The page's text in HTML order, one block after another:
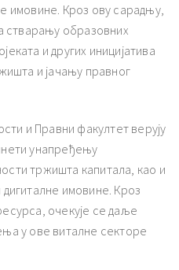
имовине. Кроз ову сарадњу,
стварању образовних
и других иницијатива
и јачању правног
и Правни факултет верују
унапређењу
тржишта капитала, као и
имовине. Кроз
очекује се даље
у ове виталне секторе